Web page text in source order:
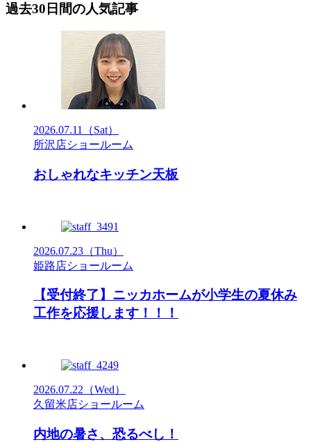
過去30日間の人気記事
2026.07.11
（Sat）
所沢店ショールーム
おしゃれなキッチン天板
2026.07.23 （Thu）
姫路店ショールーム
【受付終了】ニッカホームが小学生の夏休み
工作を応援します！！！
2026.07.22 （Wed）
久留米店ショールーム
内地の暑さ、恐るべし！